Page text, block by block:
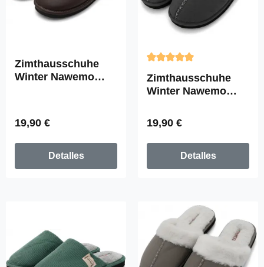
Zimthausschuhe
Winter Nawemo
Precio normal:
19,90 €
Detalles
Calificación promedio de 5
Zimthausschuhe
Winter Nawemo
Precio normal:
19,90 €
Detalles